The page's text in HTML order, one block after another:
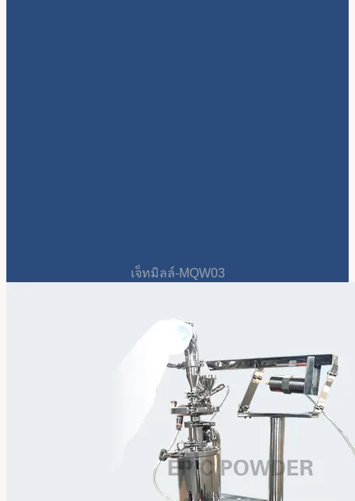
เจ็ทมิลล์-MQW03